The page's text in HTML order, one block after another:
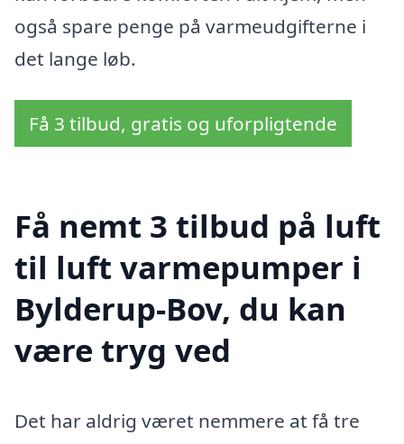
også spare penge på varmeudgifterne i
det lange løb.
Få 3 tilbud, gratis og uforpligtende
Få nemt 3 tilbud på luft
til luft varmepumper i
Bylderup-Bov, du kan
være tryg ved
Det har aldrig været nemmere at få tre